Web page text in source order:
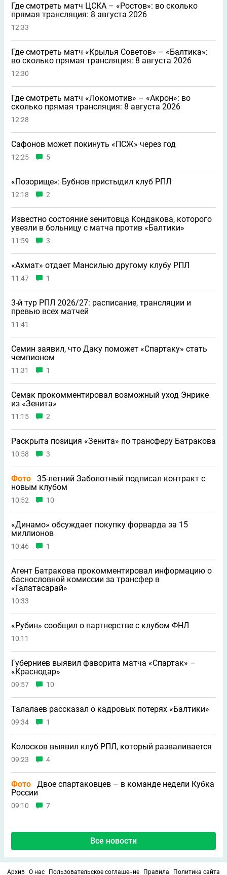
Где смотреть матч ЦСКА – «Ростов»: во сколько
прямая трансляция: 8 августа 2026
12:33
Где смотреть матч «Крылья Советов» – «Балтика»:
во сколько прямая трансляция: 8 августа 2026
12:30
Где смотреть матч «Локомотив» – «Акрон»: во
сколько прямая трансляция: 8 августа 2026
12:28
Сафонов может покинуть «ПСЖ» через год
12:25 5
«Позорище»: Бубнов пристыдил клуб РПЛ
12:18 2
Известно состояние зенитовца Кондакова, которого
увезли в больницу с матча против «Балтики»
11:59 3
«Ахмат» отдает Мансилью другому клубу РПЛ
11:47 1
3-й тур РПЛ 2026/27: расписание, трансляции и
превью всех матчей
11:41
Семин заявил, что Даку поможет «Спартаку» стать
чемпионом
11:31 1
Семак прокомментировал возможный уход Энрике
из «Зенита»
11:15 2
Раскрыта позиция «Зенита» по трансферу Батракова
10:58 3
Фото
35-летний Заболотный подписал контракт с
новым клубом
10:52 10
«Динамо» обсуждает покупку форварда за 15
миллионов
10:46 1
Агент Батракова прокомментировал информацию о
баснословной комиссии за трансфер в
«Галатасарай»
10:33
«Рубин» сообщил о партнерстве с клубом ФНЛ
10:11
Губерниев выявил фаворита матча «Спартак» –
«Краснодар»
09:57 10
Талалаев рассказал о кадровых потерях «Балтики»
09:34 1
Колосков выявил клуб РПЛ, который разваливается
09:23 4
Фото
Двое спартаковцев – в команде недели Кубка
России
09:10 7
Все новости
Архив О нас Пользовательское соглашение Правила Политика сайта